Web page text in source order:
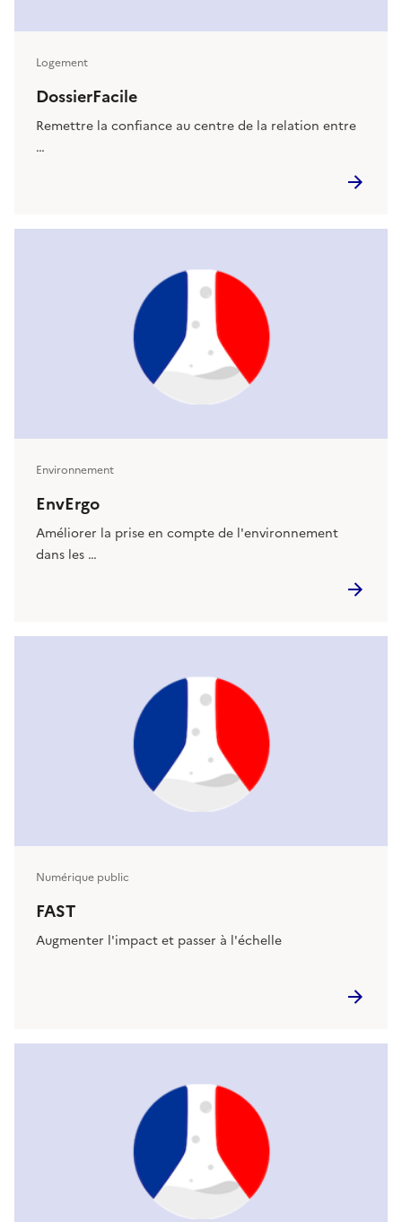
Logement
DossierFacile
Remettre la confiance au centre de la relation entre
…
Environnement
EnvErgo
Améliorer la prise en compte de l'environnement
dans les …
Numérique public
FAST
Augmenter l'impact et passer à l'échelle